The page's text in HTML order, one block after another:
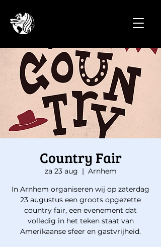
Country Fair
za 23 aug
  |
Arnhem
In Arnhem organiseren wij op zaterdag
23 augustus een groots opgezette
country fair, een evenement dat
volledig in het teken staat van
Amerikaanse sfeer en gastvrijheid.